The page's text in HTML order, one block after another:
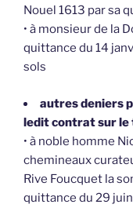
Nouel 1613 par sa
• à monsieur de la
quittance du 14
sols
autres deniers
ledit contrat sur le
• à noble homme
chemineaux
Rive Foucquet la
quittance du 29